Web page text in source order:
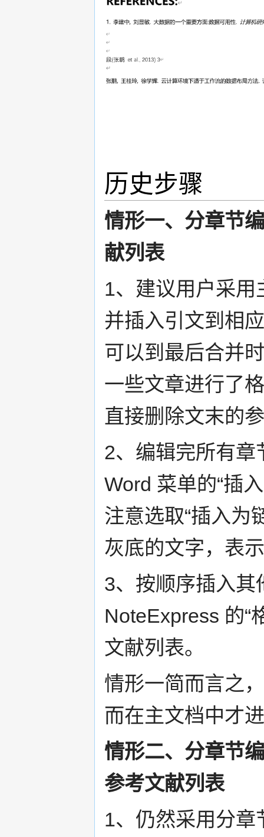
历史步骤
情形一、分章节
献列表
1、建议用户采用
并插入引文到相
可以到最后合并
一些文章进行了
直接删除文末的
2、编辑完所有章
Word 菜单的“插
注意选取“插入为
灰底的文字，表
3、按顺序插入其
NoteExpress 的“
文献列表。
情形一简而言之
而在主文档中才
情形二、分章节
参考文献列表
1、仍然采用分章